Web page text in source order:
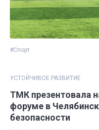
#Спорт
УСТОЙЧИВОЕ РАЗВИТИЕ
ТМК презентовала
форуме в
безопасности